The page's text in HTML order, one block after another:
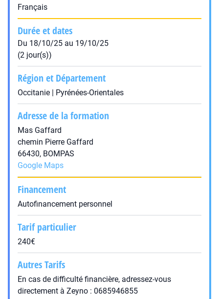
Français
Durée et dates
Du 18/10/25 au 19/10/25
(2 jour(s))
Région et Département
Occitanie | Pyrénées-Orientales
Adresse de la formation
Mas Gaffard
chemin Pierre Gaffard
66430, BOMPAS
Google Maps
Financement
Autofinancement personnel
Tarif particulier
240€
Autres Tarifs
En cas de difficulté financière, adressez-vous
directement à Zeyno : 0685946855